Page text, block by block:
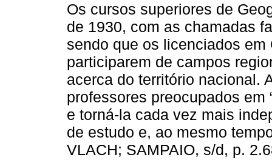
Os cursos superiores de
de 1930, com as chamadas
sendo que os licenciados
participarem de campos
acerca do território nacional.
professores preocupados
e torná-la cada vez mais
de estudo e, ao mesmo
VLACH; SAMPAIO, s/d, p.